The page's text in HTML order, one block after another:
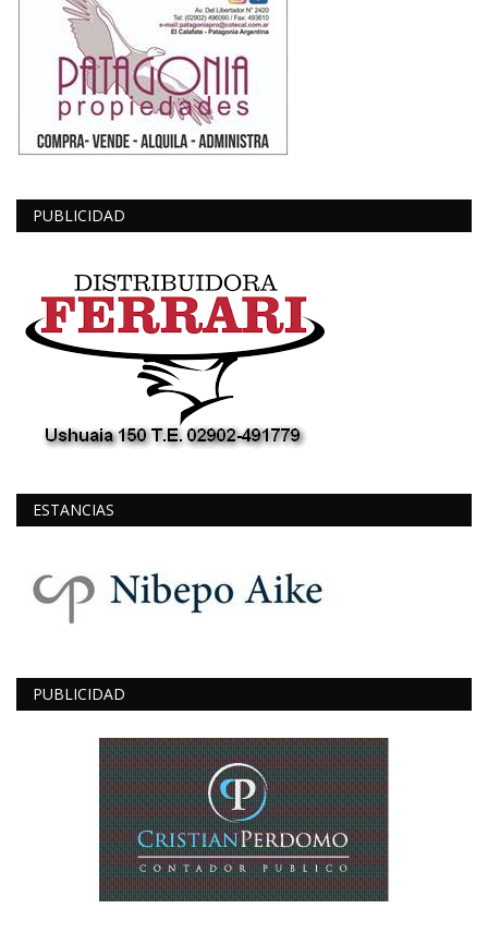
PUBLICIDAD
ESTANCIAS
PUBLICIDAD